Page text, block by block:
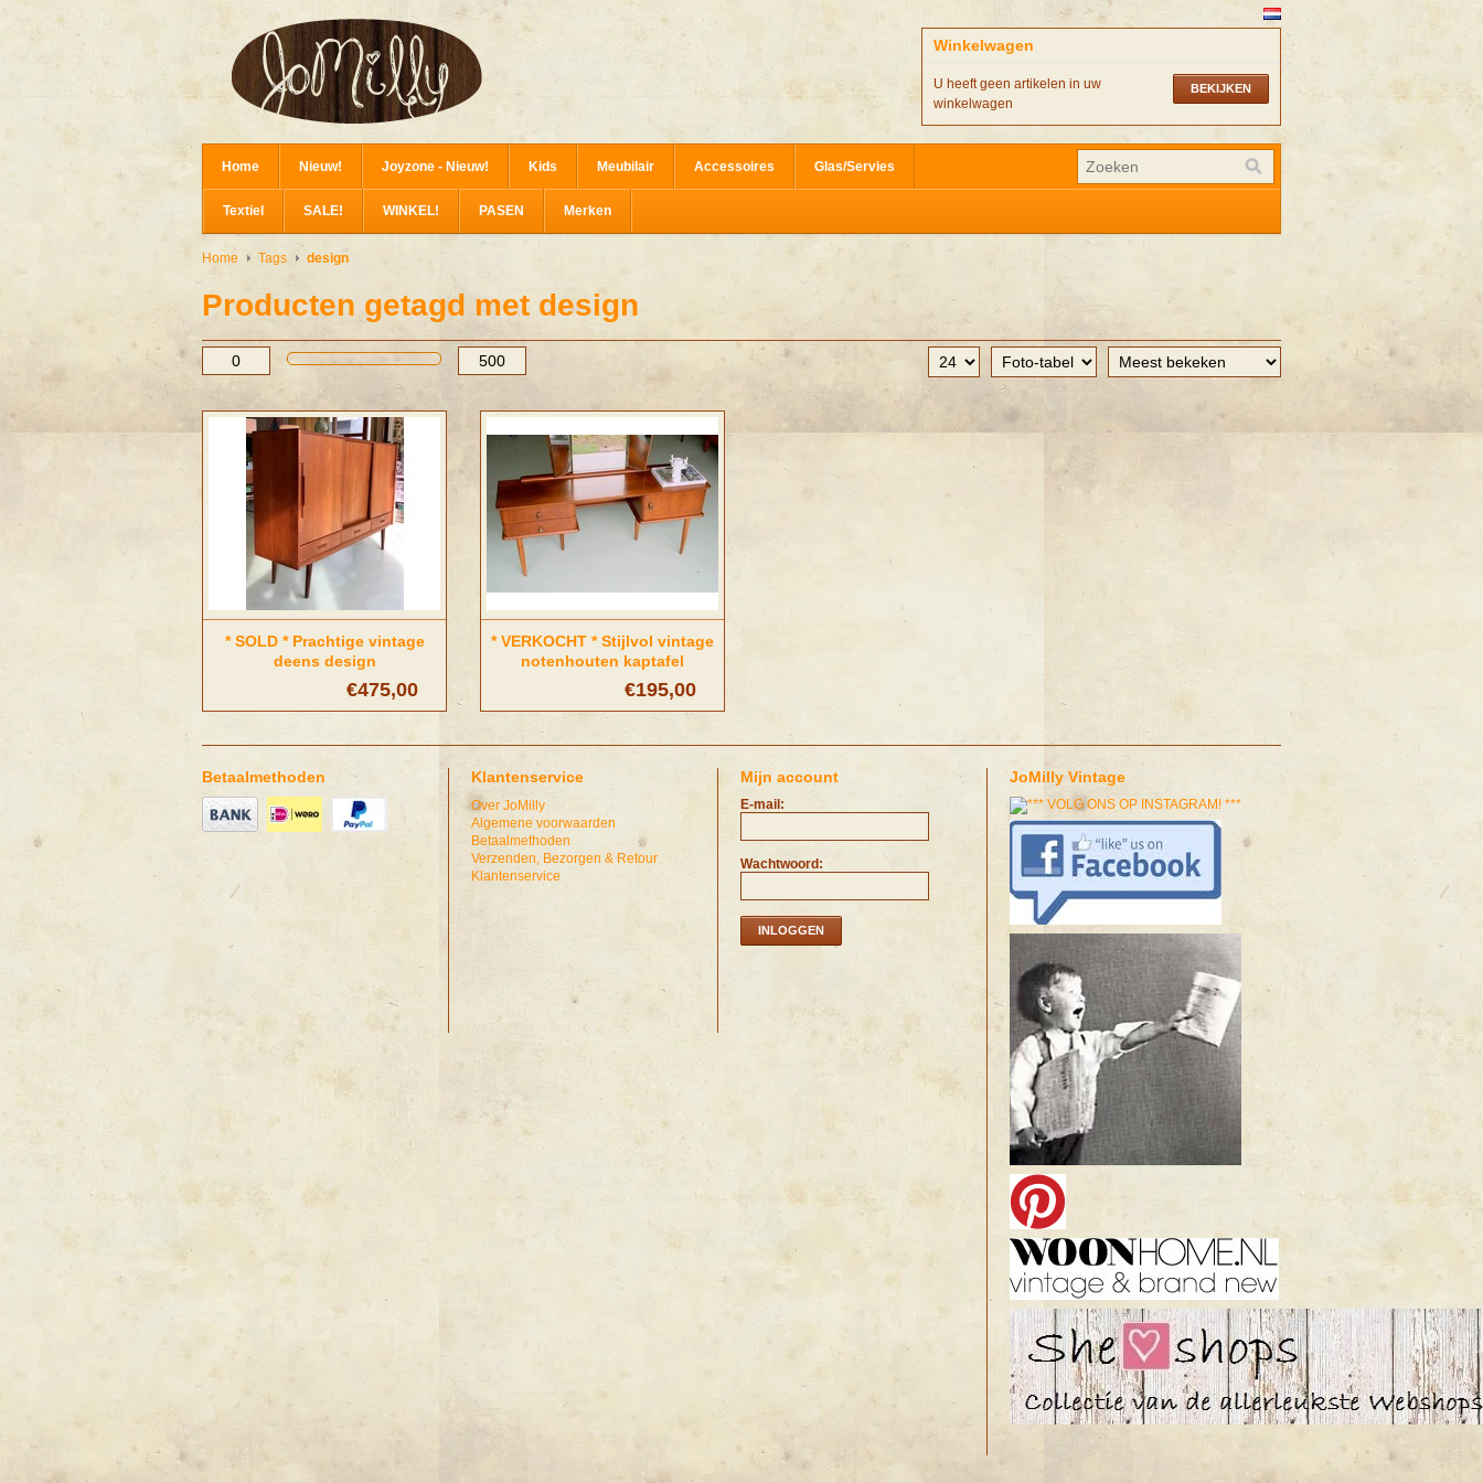
Winkelwagen
BEKIJKEN
U heeft geen artikelen in uw
winkelwagen
Home Nieuw! Joyzone - Nieuw! Kids Meubilair Accessoires Glas/Servies
Textiel SALE! WINKEL! PASEN Merken
Home Tags design
Producten getagd met design
* SOLD * Prachtige vintage
deens design
dressoir/wandkast
€475,00
* VERKOCHT * Stijlvol vintage
notenhouten kaptafel
€195,00
Betaalmethoden Klantenservice
Over JoMilly
Algemene voorwaarden
Betaalmethoden
Verzenden, Bezorgen & Retour
Klantenservice
Mijn account
E-mail:
Wachtwoord:
INLOGGEN
JoMilly Vintage